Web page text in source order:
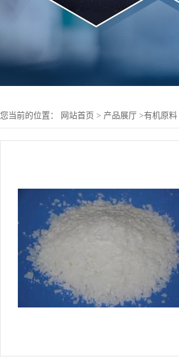
您当前的位置： 网站首页 > 产品展厅 >有机原料